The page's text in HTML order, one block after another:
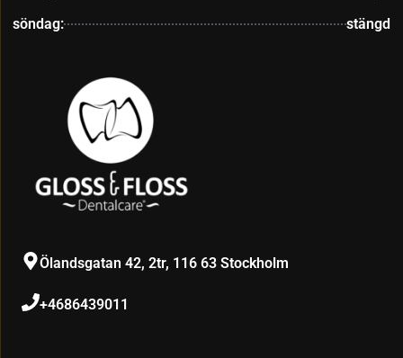
Ölandsgatan 42, 2tr, 116 63 Stockholm
+4686439011
söndag:
stängd